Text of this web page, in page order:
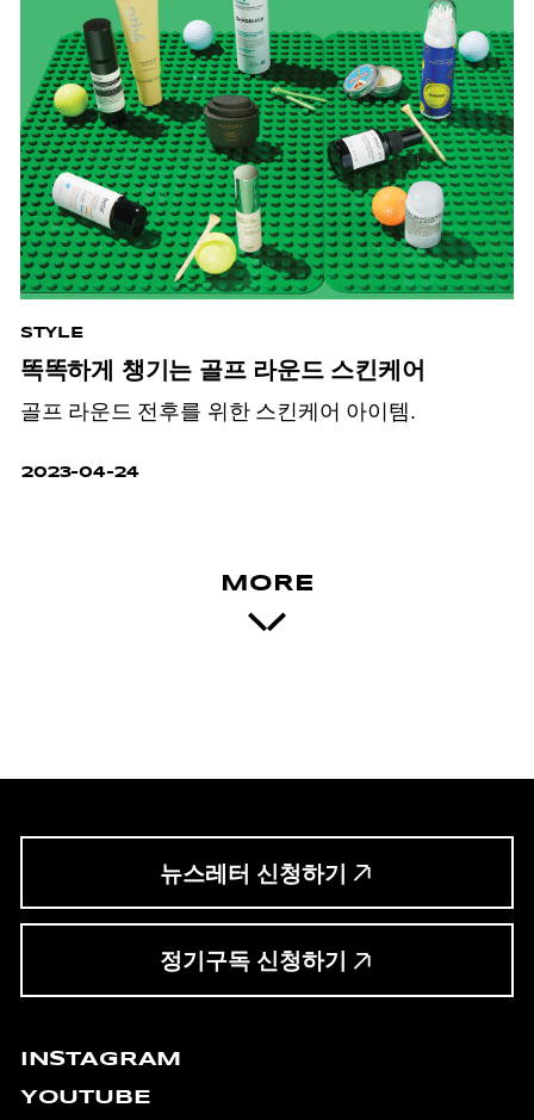
STYLE
똑똑하게 챙기는 골프 라운드 스킨케어
골프 라운드 전후를 위한 스킨케어 아이템.
2023-04-24
MORE
뉴스레터 신청하기
정기구독 신청하기
INSTAGRAM
YOUTUBE